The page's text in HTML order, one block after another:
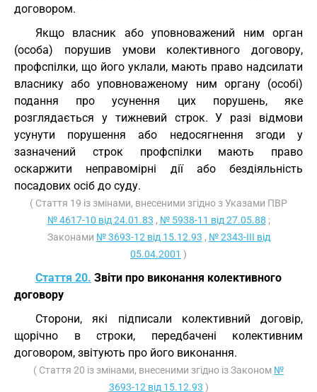
договором.
Якщо власник або уповноважений ним орган
(особа) порушив умови колективного договору,
профспілки, що його уклали, мають право надсилати
власнику або уповноваженому ним органу (особі)
подання про усунення цих порушень, яке
розглядається у тижневий строк. У разі відмови
усунути порушення або недосягнення згоди у
зазначений строк профспілки мають право
оскаржити неправомірні дії або бездіяльність
посадових осіб до суду.
( Стаття 19 із змінами, внесеними згідно з Указами ПВР
№ 4617-10 від 24.01.83 , № 5938-11 від 27.05.88 ;
Законами № 3693-12 від 15.12.93 , № 2343-III від
05.04.2001 )
Стаття 20. Звіти про виконання колективного
договору
Сторони, які підписали колективний договір,
щорічно в строки, передбачені колективним
договором, звітують про його виконання.
( Стаття 20 із змінами, внесеними згідно із Законом №
3693-12 від 15.12.93 )